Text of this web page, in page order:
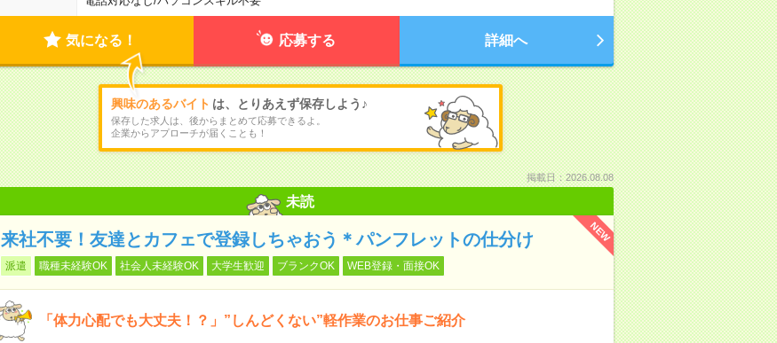
気になる！ 応募する 詳細へ
興味のあるバイト は、とりあえず保存しよう♪
保存した求人は、後からまとめて応募できるよ。
企業からアプローチが届くことも！
掲載日：2026.08.08
未読
NEW
来社不要！友達とカフェで登録しちゃおう＊パンフレットの仕分け
派遣 職種未経験OK 社会人未経験OK 大学生歓迎 ブランクOK WEB登録・面接OK
「体力心配でも大丈夫！？」”しんどくない”軽作業のお仕事ご紹介